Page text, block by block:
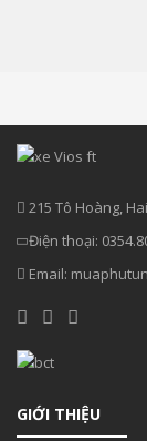
215 Tô Hoàng,
Điện thoại:
Email:
GIỚI THIỆU